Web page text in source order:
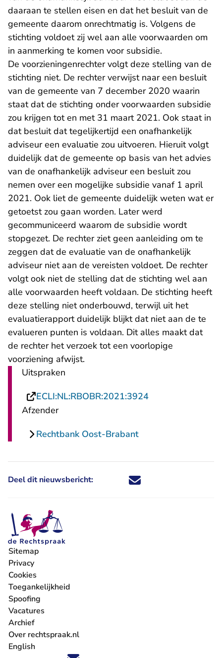
daaraan te stellen eisen en dat het besluit van de
gemeente daarom onrechtmatig is. Volgens de
stichting voldoet zij wel aan alle voorwaarden om
in aanmerking te komen voor subsidie.
De voorzieningenrechter volgt deze stelling van de
stichting niet. De rechter verwijst naar een besluit
van de gemeente van 7 december 2020 waarin
staat dat de stichting onder voorwaarden subsidie
zou krijgen tot en met 31 maart 2021. Ook staat in
dat besluit dat tegelijkertijd een onafhankelijk
adviseur een evaluatie zou uitvoeren. Hieruit volgt
duidelijk dat de gemeente op basis van het advies
van de onafhankelijk adviseur een besluit zou
nemen over een mogelijke subsidie vanaf 1 april
2021. Ook liet de gemeente duidelijk weten wat er
getoetst zou gaan worden. Later werd
gecommuniceerd waarom de subsidie wordt
stopgezet. De rechter ziet geen aanleiding om te
zeggen dat de evaluatie van de onafhankelijk
adviseur niet aan de vereisten voldoet. De rechter
volgt ook niet de stelling dat de stichting wel aan
alle voorwaarden heeft voldaan. De stichting heeft
deze stelling niet onderbouwd, terwijl uit het
evaluatierapport duidelijk blijkt dat niet aan de te
evalueren punten is voldaan. Dit alles maakt dat
de rechter het verzoek tot een voorlopige
voorziening afwijst.
Uitspraken
ECLI:NL:RBOBR:2021:3924- U verlaat
Afzender
Rechtbank Oost-Brabant
Deel dit nieuwsbericht: Deel dit nieuwsbericht via X -
Deel dit nieuwsbericht via
Deel dit nieuwsbericht
Deel dit
Sitemap
Privacy
Cookies
Toegankelijkheid
Spoofing
Vacatures
- U verlaat Rechtspraak.nl
Archief
Over rechtspraak.nl
English